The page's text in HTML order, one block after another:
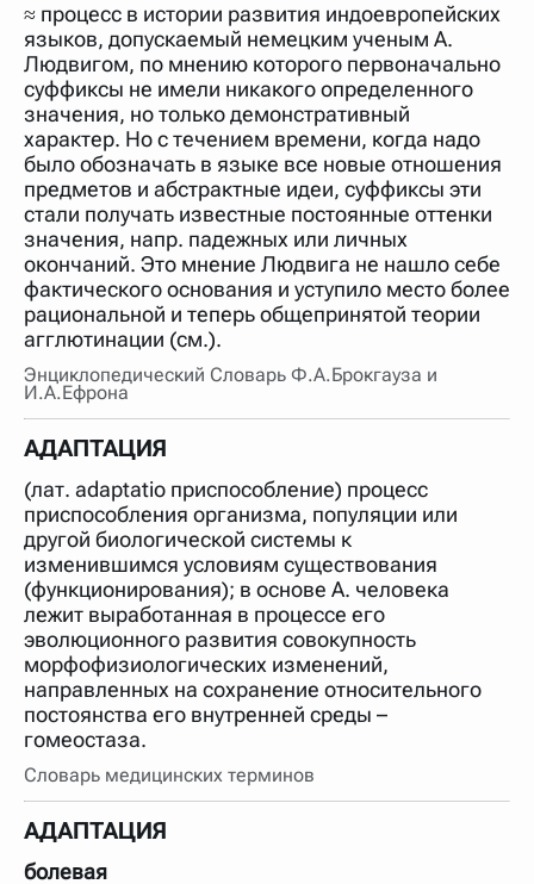
≈ процесс в истории развития индоевропейских
языков, допускаемый немецким ученым А.
Людвигом, по мнению которого первоначально
суффиксы не имели никакого определенного
значения, но только демонстративный
характер. Но с течением времени, когда надо
было обозначать в языке все новые отношения
предметов и абстрактные идеи, суффиксы эти
стали получать известные постоянные оттенки
значения, напр. падежных или личных
окончаний. Это мнение Людвига не нашло себе
фактического основания и уступило место более
рациональной и теперь общепринятой теории
агглютинации (см.).
Энциклопедический Словарь Ф.А.Брокгауза и
И.А.Ефрона
АДАПТАЦИЯ
(лат. adaptatio приспособление) процесс
приспособления организма, популяции или
другой биологической системы к
изменившимся условиям существования
(функционирования); в основе А. человека
лежит выработанная в процессе его
эволюционного развития совокупность
морфофизиологических изменений,
направленных на сохранение относительного
постоянства его внутренней среды –
гомеостаза.
Словарь медицинских терминов
АДАПТАЦИЯ
болевая